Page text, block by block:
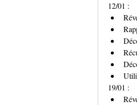
12/01 :
19/01 :